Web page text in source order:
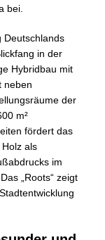
bei.
Deutschlands
in der
Hybridbau mit
neben
der
m²
fördert das
als
im
„Roots“ zeigt